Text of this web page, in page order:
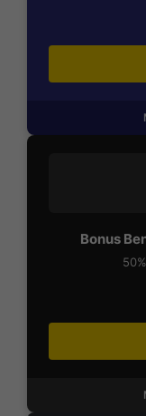
Bonus